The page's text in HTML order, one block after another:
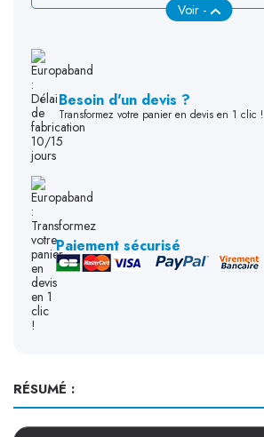
Voir -
Besoin d'un devis ?
Transformez votre panier en devis en 1 clic !
Paiement sécurisé
RÉSUMÉ :